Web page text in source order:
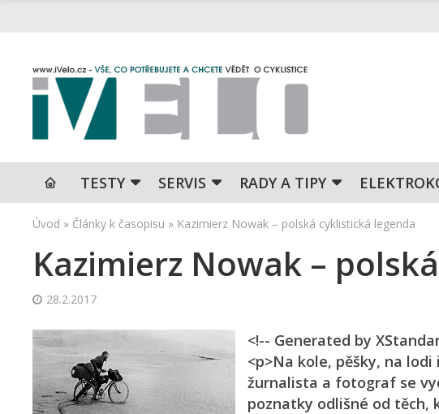
TESTY SERVIS RADY A TIPY
Úvod » Články k časopisu » Kazimierz Nowak – polská cyklistická legenda
Kazimierz Nowak –
28.2.2017
<!-- Generated by
<p>Na kole, pěšky, na
žurnalista a fotograf se
poznatky odlišné od těch,